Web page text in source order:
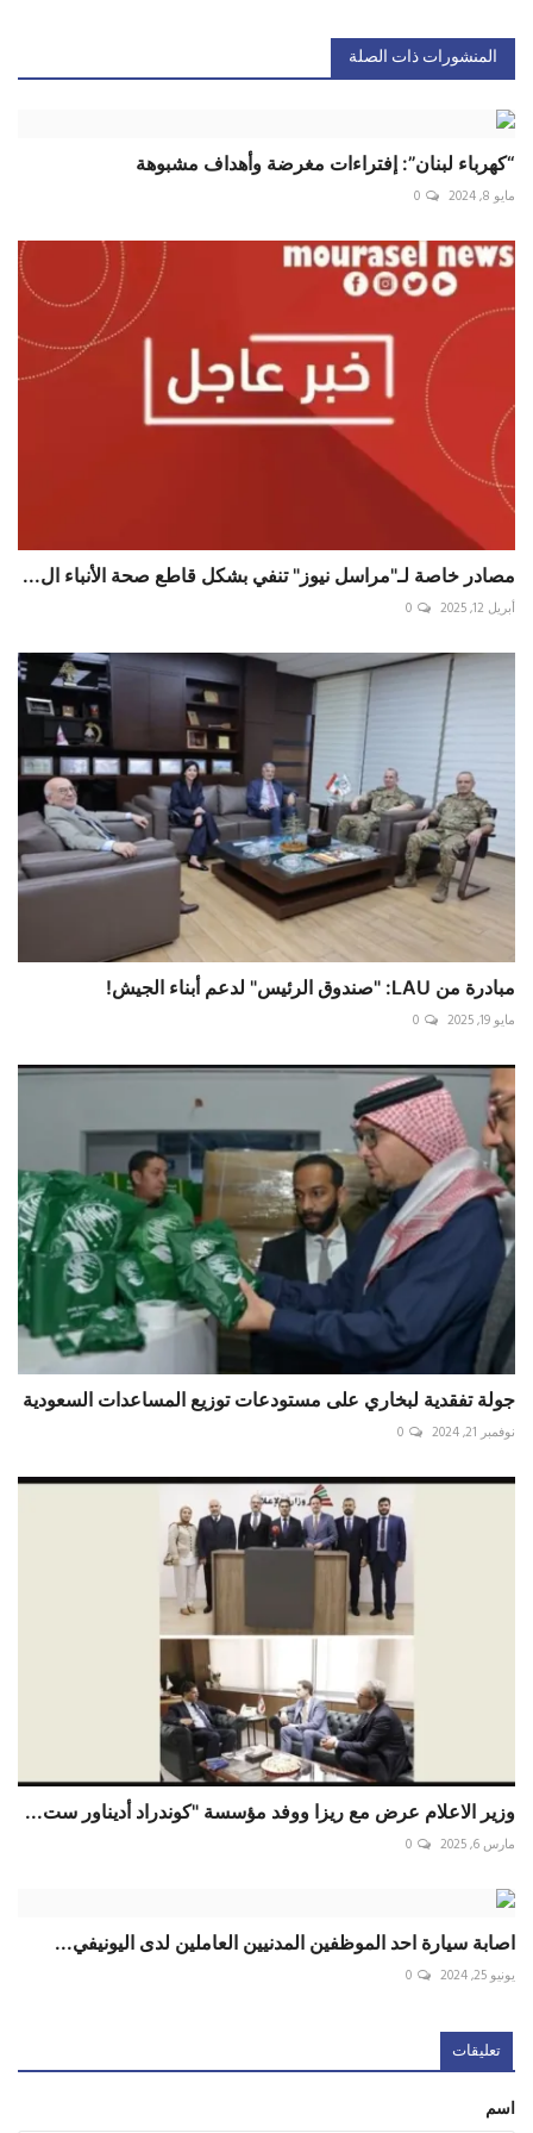
المنشورات ذات الصلة
“كهرباء لبنان”: إفتراءات مغرضة وأهداف مشبوهة
مايو 8, 2024 0
مصادر خاصة لـ"مراسل نيوز" تنفي بشكل قاطع صحة الأنباء ال...
أبريل 12, 2025 0
مبادرة من LAU: "صندوق الرئيس" لدعم أبناء الجيش!
مايو 19, 2025 0
جولة تفقدية لبخاري على مستودعات توزيع المساعدات السعودية
نوفمبر 21, 2024 0
وزير الاعلام عرض مع ريزا ووفد مؤسسة "كوندراد أديناور ست...
مارس 6, 2025 0
اصابة سيارة احد الموظفين المدنيين العاملين لدى اليونيفي...
يونيو 25, 2024 0
تعليقات
اسم